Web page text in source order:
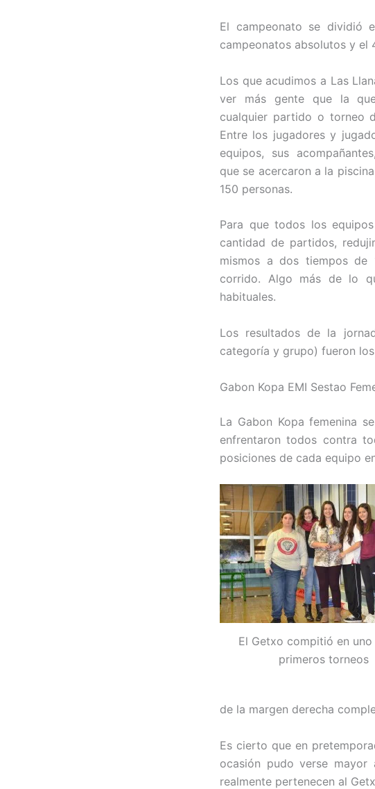
El campeonato se dividió
campeonatos absolutos y el
Los que acudimos a Las
ver más gente que la
cualquier partido o torneo
Entre los jugadores y
equipos, sus
que se acercaron a la
150 personas.
Para que todos los
cantidad de partidos,
mismos a dos tiempos de
corrido. Algo más de lo
habituales.
Los resultados de la
categoría y grupo) fueron
Gabon Kopa EMI Sestao
La Gabon Kopa femenina
enfrentaron todos contra
posiciones de cada equipo
El Getxo compitió en uno
primeros torneos
de la margen derecha
Es cierto que en
ocasión pudo verse mayor
realmente pertenecen al